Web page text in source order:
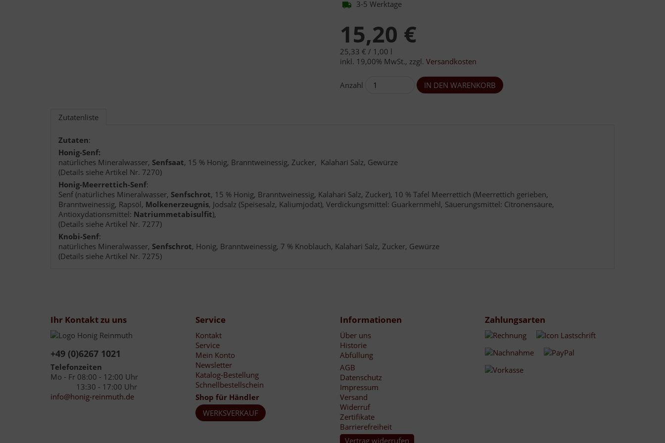
3-5 Werktage
15,20 €
25,33 € / 1,00 l
inkl. 19,00% MwSt., zzgl. Versandkosten
Anzahl
Zutatenliste
Zutaten:
Honig-Senf:
natürliches Mineralwasser, Senfsaat, 15 % Honig, Branntweinessig, Zucker, Kalahari Salz, Gewürze
(Details siehe Artikel Nr. 7270)
Honig-Meerrettich-Senf:
Senf (natürliches Mineralwasser, Senfschrot, 15 % Honig, Branntweinessig, Kalahari Salz, Zucker), 10 % Tafel Meerrettich (Meerrettich gerieben,
Branntweinessig, Rapsöl, Molkenerzeugnis, Jodsalz (Speisesalz, Kaliumjodat), Verdickungsmittel: Guarkernmehl, Säuerungsmittel: Citronensäure,
Antioxydationsmittel: Natriummetabisulfit),
(Details siehe Artikel Nr. 7277)
Knobi-Senf:
natürliches Mineralwasser, Senfschrot, Honig, Branntweinessig, 7 % Knoblauch, Kalahari Salz, Zucker, Gewürze
(Details siehe Artikel Nr. 7275)
Ihr Kontakt zu uns
+49 (0)6267 1021
Telefonzeiten
Mo - Fr 08:00 - 12:00 Uhr
13:30 - 17:00 Uhr
info@honig-reinmuth.de
Service
Kontakt
Service
Mein Konto
Newsletter
Katalog-Bestellung
Schnellbestellschein
Shop für Händler
WERKSVERKAUF
Informationen
Über uns
Historie
Abfüllung
AGB
Datenschutz
Impressum
Versand
Widerruf
Zertifikate
Barrierefreiheit
Vertrag widerrufen
Zahlungsarten